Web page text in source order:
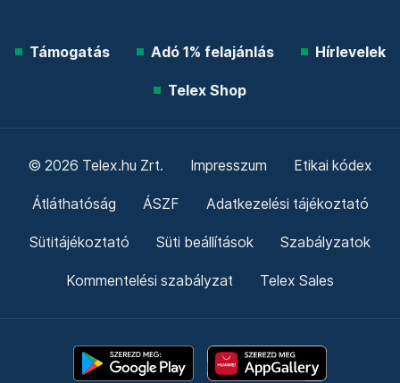
Támogatás Adó 1% felajánlás Hírlevelek
Telex Shop
© 2026 Telex.hu Zrt. Impresszum Etikai kódex
Átláthatóság ÁSZF Adatkezelési tájékoztató
Sütitájékoztató Süti beállítások Szabályzatok
Kommentelési szabályzat Telex Sales